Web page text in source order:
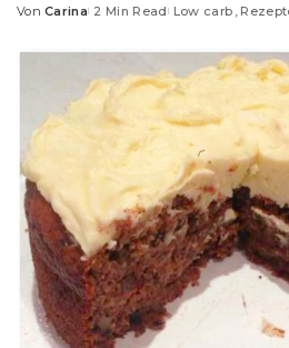
Posted
Von Carina 2 Min Read Low carb